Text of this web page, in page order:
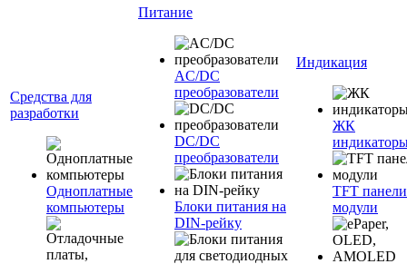
Средства для
разработки
Одноплатные
компьютеры
Питание
AC/DC
преобразователи
DC/DC
преобразователи
Блоки питания на
DIN-рейку
Индикация
ЖК
TFT
модули